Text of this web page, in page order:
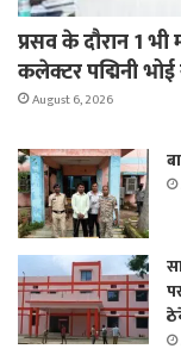
प्रसव के दौरान 1
कलेक्टर पद्मिनी
August 6, 2026